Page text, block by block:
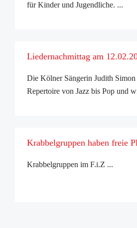
für Kinder und Jugendliche. ...
Liedernachmittag am
Die Kölner Sängerin Judith Simon
Repertoire von Jazz bis Pop und
Krabbelgruppen haben freie
Krabbelgruppen im F.i.Z ...